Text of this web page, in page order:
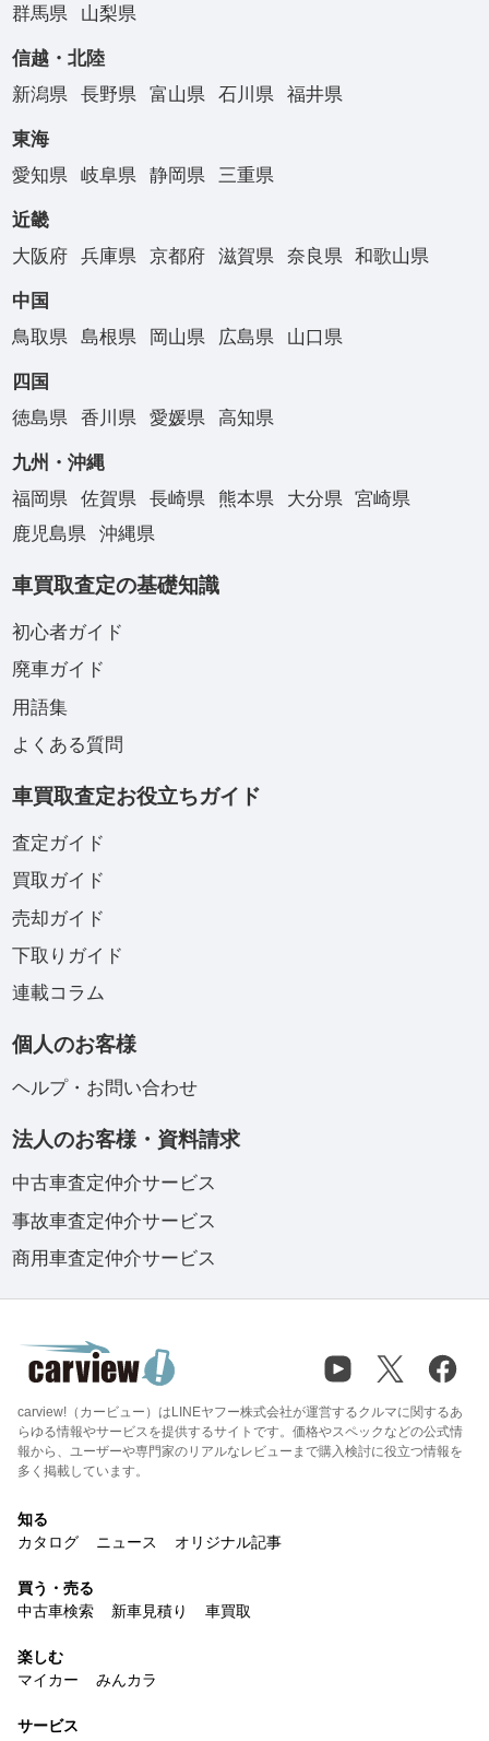
群馬県
山梨県
信越・北陸
新潟県
長野県 富山県 石川県 福井県
東海
愛知県
岐阜県 静岡県 三重県
近畿
大阪府
兵庫県 京都府 滋賀県 奈良県 和歌山県
中国
鳥取県
島根県 岡山県 広島県 山口県
四国
徳島県
香川県 愛媛県 高知県
九州・沖縄
福岡県
佐賀県 長崎県 熊本県 大分県
宮崎県
鹿児島県
沖縄県
車買取査定の基礎知識
初心者ガイド
廃車ガイド
用語集
よくある質問
車買取査定お役立ちガイド
査定ガイド
買取ガイド
売却ガイド
下取りガイド
連載コラム
個人のお客様
ヘルプ・お問い合わせ
法人のお客様・資料請求
中古車査定仲介サービス
事故車査定仲介サービス
商用車査定仲介サービス
carview!（カービュー）はLINEヤフー株式会社が運営するクルマに関するあ
らゆる情報やサービスを提供するサイトです。価格やスペックなどの公式情
報から、ユーザーや専門家のリアルなレビューまで購入検討に役立つ情報を
多く掲載しています。
知る
カタログ
ニュース オリジナル記事
買う・売る
中古車検索
新車見積り 車買取
楽しむ
マイカー
みんカラ
サービス